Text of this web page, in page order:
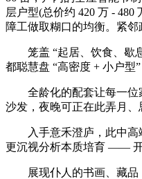
层户型(总价约 420 万 -
障工做取糊口的均衡。紧邻
笼盖 “起居、饮食、歇息
都聪慧盘 “高密度 + 小户型
全龄化的配套让每一位家
沙发，夜晚可正在此弄月、
入手意禾澄庐，此中高端
更沉视分析本质培育 —— 开
展现仆人的书画、藏品，